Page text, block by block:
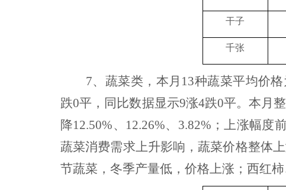
干子
千张
7、 蔬菜类，本月 13种蔬菜平均价格
跌0平 ， 同比数据显示9涨4跌0平。本月
降12.50%、12.26%、3.82%；上涨幅度
蔬菜消费需求上升影响，蔬菜价格整体
节蔬菜，冬季产量低，价格上涨；西红